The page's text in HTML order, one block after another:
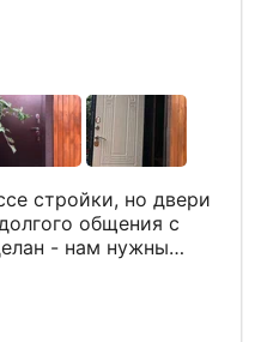
стройки, но двери
общения с
- нам нужны
которые нашлись
Филипп
стоимость и